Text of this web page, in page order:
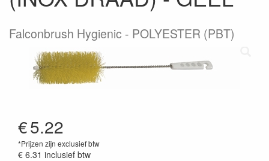
Falconbrush Hygienic - POLYESTER (PBT)
€5.22
*Prijzen zijn exclusief btw
€ 6.31 inclusief btw